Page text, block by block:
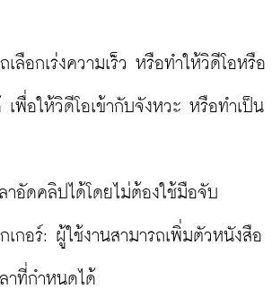
เลือกเร่งความเร็ว หรือทำให้วิดีโอหรือ
เพื่อให้วิดีโอเข้ากับจังหวะ หรือทำเป็น
าอัดคลิปได้โดยไม่ต้องใช้มือจับ
กอร์: ผู้ใช้งานสามารถเพิ่มตัวหนังสือ
าที่กำหนดได้